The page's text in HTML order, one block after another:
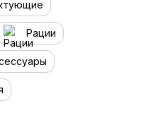
Рации